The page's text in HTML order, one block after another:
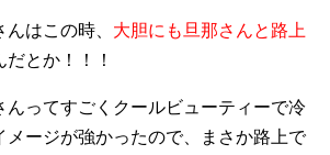
はこの時、 大胆にも旦那さんと路上
だとか！！！
ってすごく クールビューティーで冷
メージが強かったので、まさか路上で